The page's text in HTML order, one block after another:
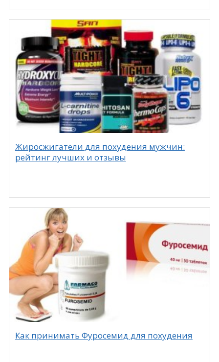
Жиросжигатели для похудения мужчин:
рейтинг лучших и отзывы
Как принимать Фуросемид для похудения